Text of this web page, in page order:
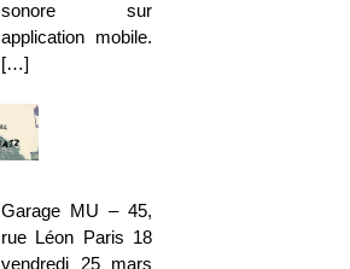
sonore sur
application mobile.
[…]
Garage MU – 45,
rue Léon Paris 18
vendredi 25 mars